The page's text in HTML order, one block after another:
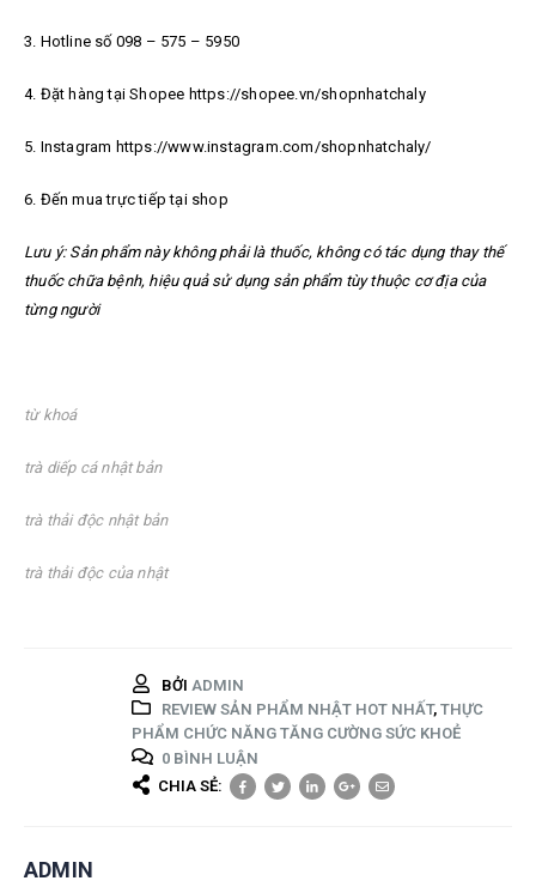
3. Hotline số 098 – 575 – 5950
4. Đặt hàng tại Shopee https://shopee.vn/shopnhatchaly
5. Instagram https://www.instagram.com/shopnhatchaly/
6. Đến mua trực tiếp tại shop
Lưu ý: Sản phẩm này không phải là thuốc, không có tác dụng thay thế
thuốc chữa bệnh, hiệu quả sử dụng sản phẩm tùy thuộc cơ địa của
từng người
từ khoá
trà diếp cá nhật bản
trà thải độc nhật bản
trà thải độc của nhật
BỞI ADMIN
REVIEW SẢN PHẨM NHẬT HOT NHẤT, THỰC
PHẨM CHỨC NĂNG TĂNG CƯỜNG SỨC KHOẺ
0 BÌNH LUẬN
CHIA SẺ:
ADMIN